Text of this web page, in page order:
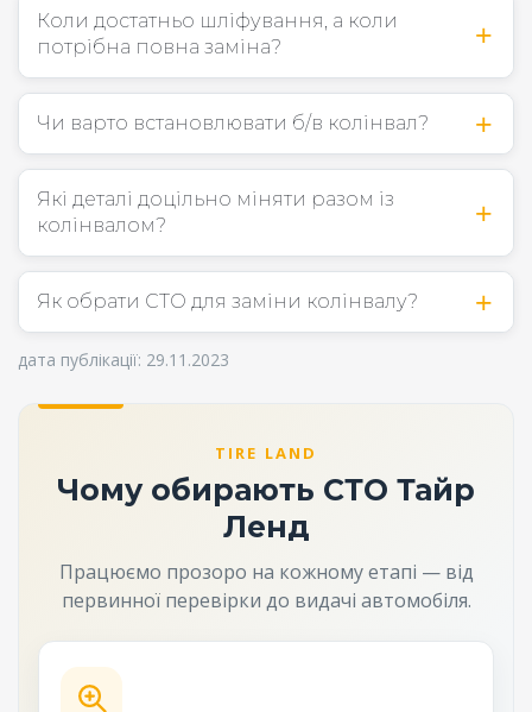
Коли достатньо шліфування, а коли
потрібна повна заміна?
Чи варто встановлювати б/в колінвал?
Які деталі доцільно міняти разом із
колінвалом?
Як обрати СТО для заміни колінвалу?
дата публікації: 29.11.2023
TIRE LAND
Чому обирають СТО Тайр
Ленд
Працюємо прозоро на кожному етапі — від
первинної перевірки до видачі автомобіля.